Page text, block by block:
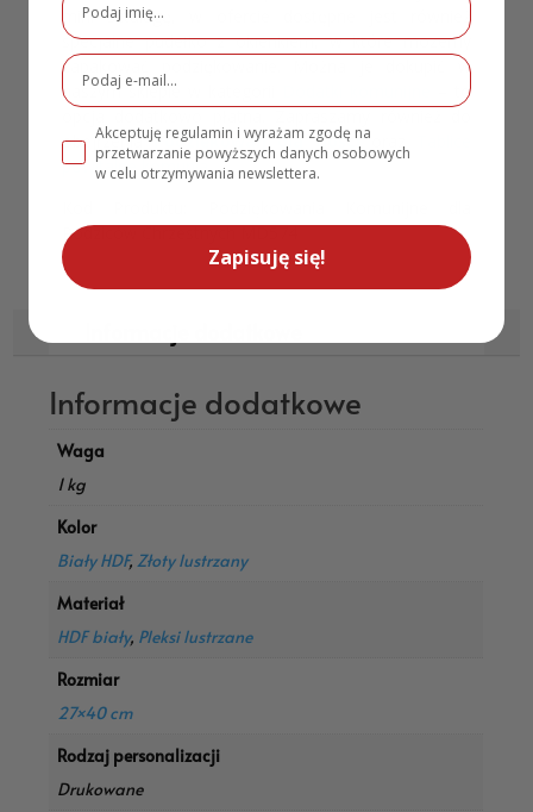
mini sztalugę, w ofercie dostępne jest również
specjalne pudełko z okienkiem, w które możemy
zapakować podziękowanie. Można je dokupić w
naszym sklepie w kategorii
– to
obejrzeniaPodziękowań dla Gościoraz
powitalne komunia
Rodziców Chrzestnych MD574
Informacje dodatkowe
Waga
1 kg
Kolor
Biały HDF,Złoty lustrzany
Materiał
HDF biały, Pleksi lustrzane
Rozmiar
27×40 cm
Rodzaj personalizacji
Drukowane
Akceptuję regulamin i wyrażam zgodę na
przetwarzanie powyższych danych osobowych
w celu otrzymywania newslettera.
Zapisuję się!